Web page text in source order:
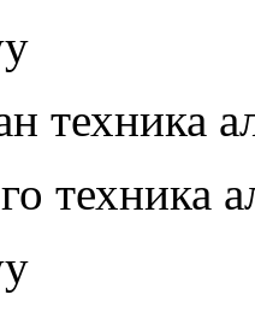
техника
техника